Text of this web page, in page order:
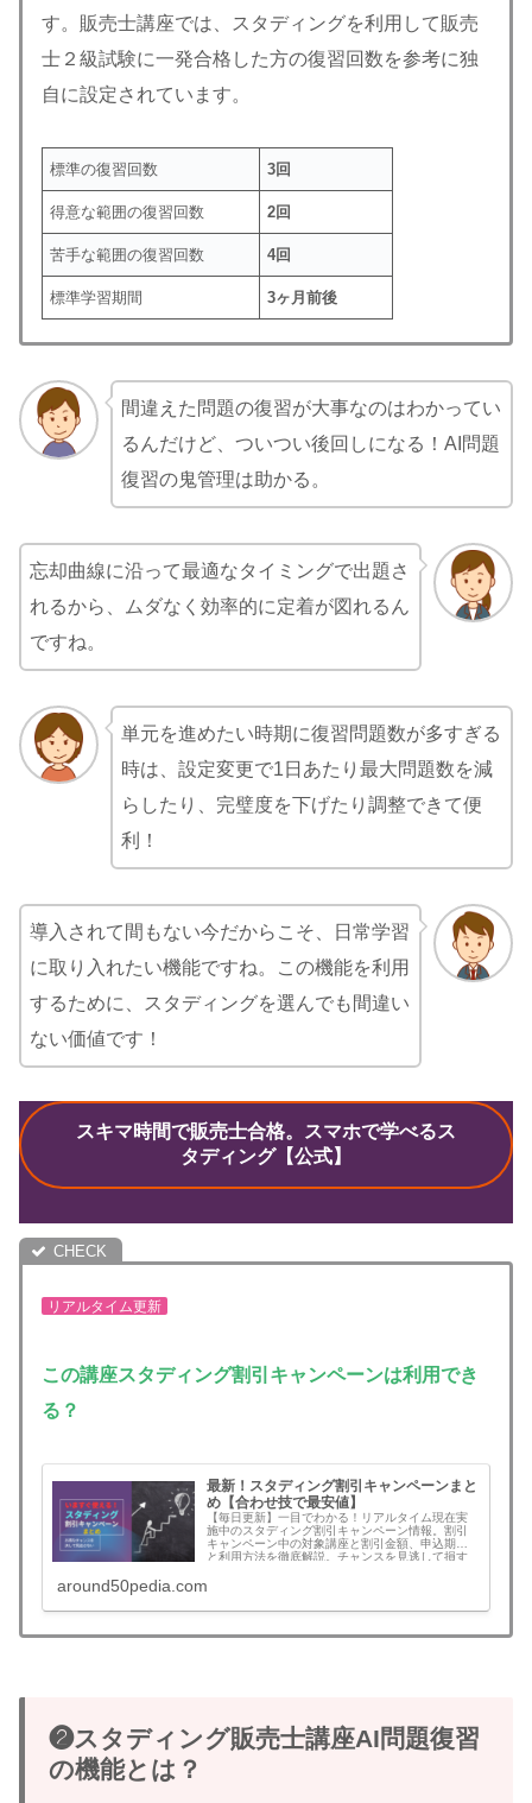
す。販売士講座では、スタディングを利用して販売
士２級試験に一発合格した方の復習回数を参考に独
自に設定されています。
標準の復習回数 3回
得意な範囲の復習回数 2回
苦手な範囲の復習回数 4回
標準学習期間 3ヶ月前後
間違えた問題の復習が大事なのはわかってい
るんだけど、ついつい後回しになる！AI問題
復習の鬼管理は助かる。
忘却曲線に沿って最適なタイミングで出題さ
れるから、ムダなく効率的に定着が図れるん
ですね。
単元を進めたい時期に復習問題数が多すぎる
時は、設定変更で1日あたり最大問題数を減
らしたり、完璧度を下げたり調整できて便
利！
導入されて間もない今だからこそ、日常学習
に取り入れたい機能ですね。この機能を利用
するために、スタディングを選んでも間違い
ない価値です！
スキマ時間で販売士合格。スマホで学べるス
タディング【公式】
リアルタイム更新
この講座スタディング割引キャンペーンは利用でき
る？
最新！スタディング割引キャンペーンまと
め【合わせ技で最安値】
【毎日更新】一目でわかる！リアルタイム現在実
施中のスタディング割引キャンペーン情報。割引
キャンペーン中の対象講座と割引金額、申込期限
と利用方法を徹底解説。チャンスを見逃して損す
認会計士、社労士、中小企業診断士、行政書士、
者など！割引キャンペーンの年間回数と割引額目
around50pedia.com
❷スタディング販売士講座AI問題復習
の機能とは？